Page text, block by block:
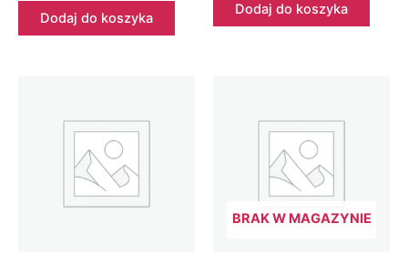
Dodaj do koszyka
Dodaj do koszyka
BRAK W MAGAZYNIE